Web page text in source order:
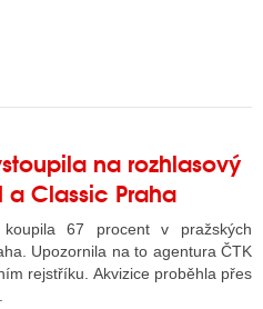
na rozhlasový
a Classic Praha
67 procent v pražských
Upozornila na to agentura ČTK
rejstříku. Akvizice proběhla přes